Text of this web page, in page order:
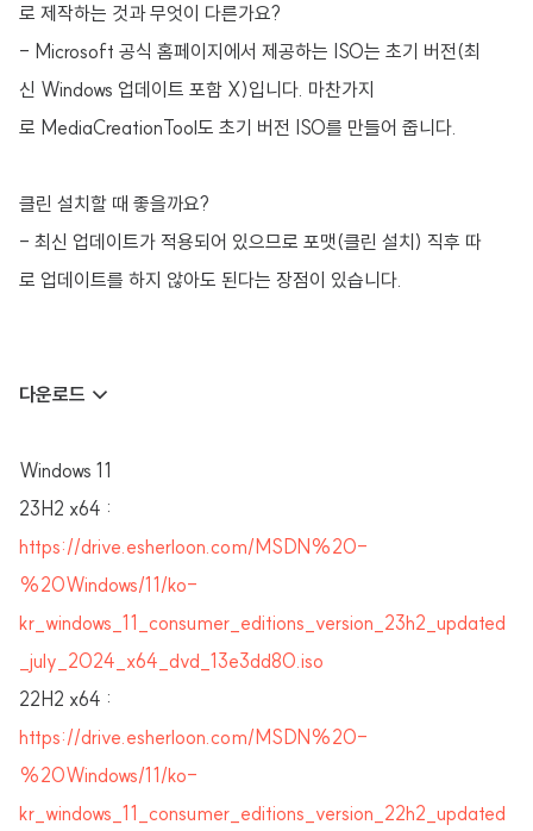
로 제작하는 것과 무엇이 다른가요?
- Microsoft 공식 홈페이지에서 제공하는 ISO는 초기 버전(최
신 Windows 업데이트 포함 X)입니다. 마찬가지
로 MediaCreationTool도 초기 버전 ISO를 만들어 줍니다.
클린 설치할 때 좋을까요?
- 최신 업데이트가 적용되어 있으므로 포맷(클린 설치) 직후 따
로 업데이트를 하지 않아도 된다는 장점이 있습니다.
다운로드 ↓
Windows 11
23H2 x64 :
https://drive.esherloon.com/MSDN%20-
%20Windows/11/ko-
kr_windows_11_consumer_editions_version_23h2_updated
_july_2024_x64_dvd_13e3dd80.iso
22H2 x64 :
https://drive.esherloon.com/MSDN%20-
%20Windows/11/ko-
kr_windows_11_consumer_editions_version_22h2_updated